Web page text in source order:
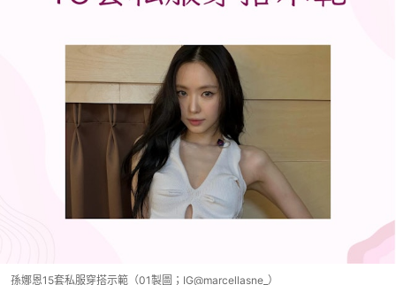
孫娜恩15套私服穿搭示範（01製圖；IG@marcellasne_）